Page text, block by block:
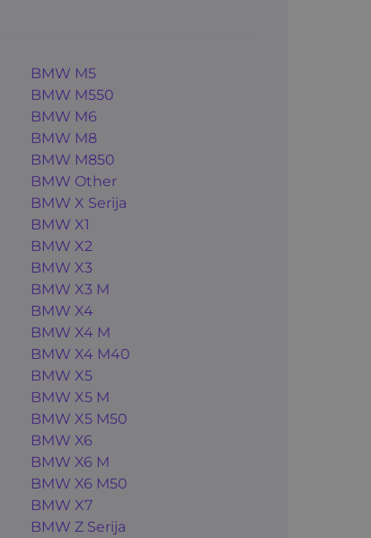
BMW M5
BMW M550
BMW M6
BMW M8
BMW M850
BMW Other
BMW X Serija
BMW X1
BMW X2
BMW X3
BMW X3 M
BMW X4
BMW X4 M
BMW X4 M40
BMW X5
BMW X5 M
BMW X5 M50
BMW X6
BMW X6 M
BMW X6 M50
BMW X7
BMW Z Serija